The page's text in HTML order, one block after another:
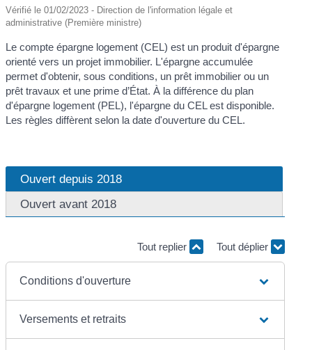
Vérifié le 01/02/2023 - Direction de l'information légale et
administrative (Première ministre)
Le compte épargne logement (CEL) est un produit d'épargne
orienté vers un projet immobilier. L'épargne accumulée
permet d'obtenir, sous conditions, un prêt immobilier ou un
prêt travaux et une prime d’État. À la différence du plan
d'épargne logement (PEL), l'épargne du CEL est disponible.
Les règles diffèrent selon la date d'ouverture du CEL.
Ouvert depuis 2018
Ouvert avant 2018
Tout replier Tout déplier
Conditions d'ouverture
Versements et retraits